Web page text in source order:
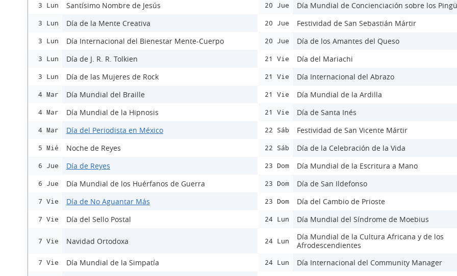
3 Lun Santísimo Nombre de Jesús
3 Lun Día de la Mente Creativa
3 Lun Día Internacional del Bienestar Mente-Cuerpo
3 Lun Día de J. R. R. Tolkien
3 Lun Día de las Mujeres de Rock
4 Mar Día Mundial del Braille
4 Mar Día Mundial de la Hipnosis
4 Mar Día del Periodista en México
5 Mié Noche de Reyes
6 Jue Día de Reyes
6 Jue Día Mundial de los Huérfanos de Guerra
7 Vie Día de No Aguantar Más
7 Vie Día del Sello Postal
7 Vie Navidad Ortodoxa
7 Vie Día Mundial de la Simpatía
20 Jue Día Mundial de Concienciación sobre los
20 Jue Festividad de San Sebastián Mártir
20 Jue Día de los Amantes del Queso
21 Vie Día del Mariachi
21 Vie Día Internacional del Abrazo
21 Vie Día Mundial de la Ardilla
21 Vie Día de Santa Inés
22 Sáb Festividad de San Vicente Mártir
22 Sáb Día de la Celebración de la Vida
23 Dom Día Mundial de la Escritura a Mano
23 Dom Día de San Ildefonso
23 Dom Día del Cambio de Prioste
24 Lun Día Mundial del Síndrome de Moebius
24 Lun
Día Mundial de la Cultura Africana y de los
Afrodescendientes
24 Lun Día Internacional del Community Manager